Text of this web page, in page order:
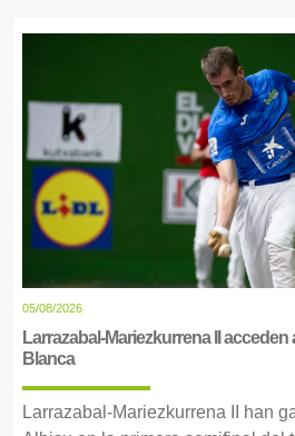
05/08/2026
Larrazabal-Mariezkurrena II acceden
Blanca
Larrazabal-Mariezkurrena II han